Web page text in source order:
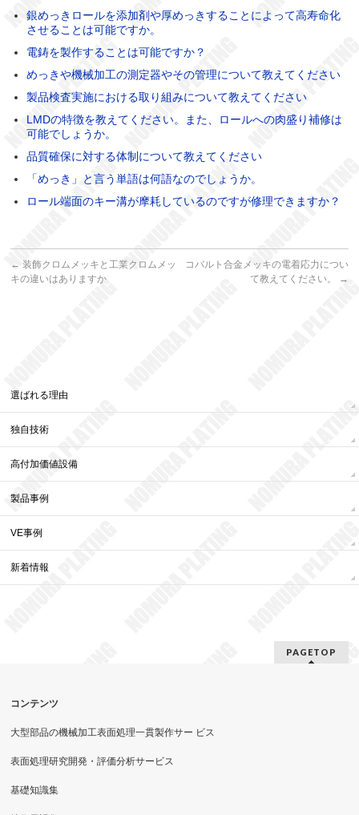
銀めっきロールを添加剤や厚めっきすることによって高寿命化
させることは可能ですか。
電鋳を製作することは可能ですか？
めっきや機械加工の測定器やその管理について教えてください
製品検査実施における取り組みについて教えてください
LMDの特徴を教えてください。また、ロールへの肉盛り補修は
可能でしょうか。
品質確保に対する体制について教えてください
「めっき」と言う単語は何語なのでしょうか。
ロール端面のキー溝が摩耗しているのですが修理できますか？
← 装飾クロムメッキと工業クロムメッ
キの違いはありますか
コバルト合金メッキの電着応力につい
て教えてください。
→
選ばれる理由
独自技術
高付加価値設備
製品事例
VE事例
新着情報
PAGETOP
コンテンツ
大型部品の機械加工表面処理一貫製作サー ビス
表面処理研究開発・評価分析サービス
基礎知識集